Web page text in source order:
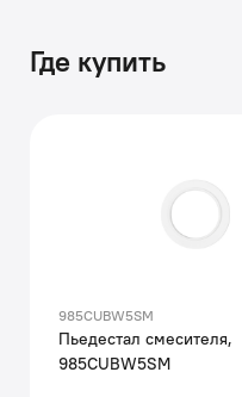
Где купить
985CUBW5SM
Пьедестал смесителя,
985CUBW5SM